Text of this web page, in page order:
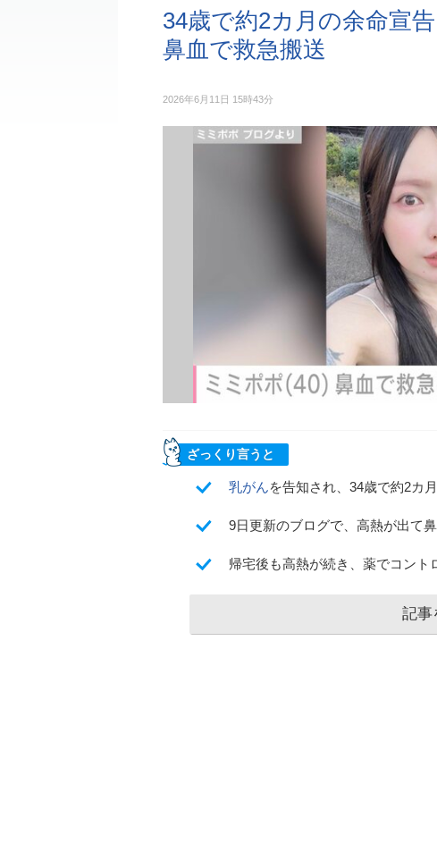
34歳で約2カ月の余命宣
鼻血で救急搬送
2026年6月11日 15時43分
ざっくり言うと
乳がんを告知され、34歳で約2カ
9日更新のブログで、高熱が出て
帰宅後も高熱が続き、薬でコント
記事